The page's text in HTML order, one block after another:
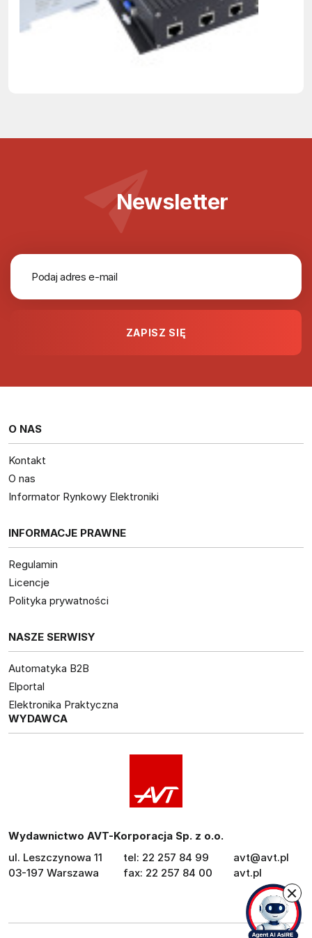
Newsletter
O NAS
Kontakt
O nas
Informator Rynkowy Elektroniki
INFORMACJE PRAWNE
Regulamin
Licencje
Polityka prywatności
NASZE SERWISY
Automatyka B2B
Elportal
Elektronika Praktyczna
WYDAWCA
Wydawnictwo AVT-Korporacja Sp. z o.o.
ul. Leszczynowa 11
03-197 Warszawa
tel: 22 257 84 99
fax: 22 257 84 00
avt@avt.pl
avt.pl